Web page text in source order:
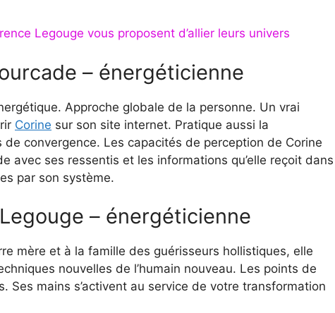
Legouge vous proposent d’allier leurs univers
– énergéticienne
Approche globale de la personne. Un vrai
Corine sur son site internet. Pratique aussi la
convergence. Les capacités de perception de Corine
avec ses ressentis et les informations qu’elle reçoit dans
par son système.
– énergéticienne
mère et à la famille des guérisseurs hollistiques, elle
nouvelles de l’humain nouveau. Les points de
Ses mains s’activent au service de votre transformation